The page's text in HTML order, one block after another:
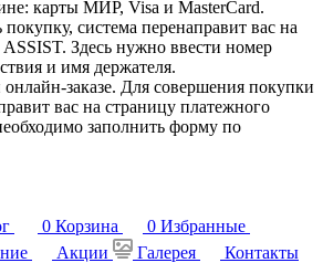
карты МИР, Visa и MasterCard.
система перенаправит вас на
Здесь нужно ввести номер
и имя держателя.
заказе. Для совершения покупки
вас на страницу платежного
заполнить форму по
0 Корзина 0 Избранные
Акции Галерея
Контакты